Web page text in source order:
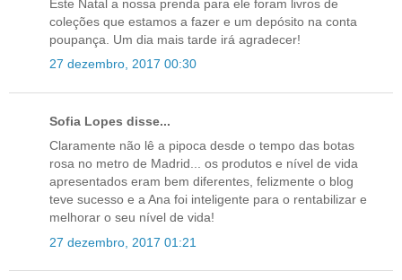
Este Natal a nossa prenda para ele foram livros de
coleções que estamos a fazer e um depósito na conta
poupança. Um dia mais tarde irá agradecer!
27 dezembro, 2017 00:30
Sofia Lopes disse...
Claramente não lê a pipoca desde o tempo das botas
rosa no metro de Madrid... os produtos e nível de vida
apresentados eram bem diferentes, felizmente o blog
teve sucesso e a Ana foi inteligente para o rentabilizar e
melhorar o seu nível de vida!
27 dezembro, 2017 01:21